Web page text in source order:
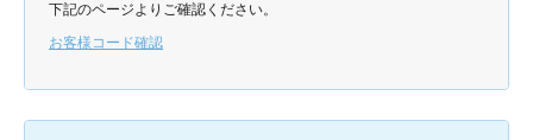
下記のページよりご確認ください。
お客様コード確認